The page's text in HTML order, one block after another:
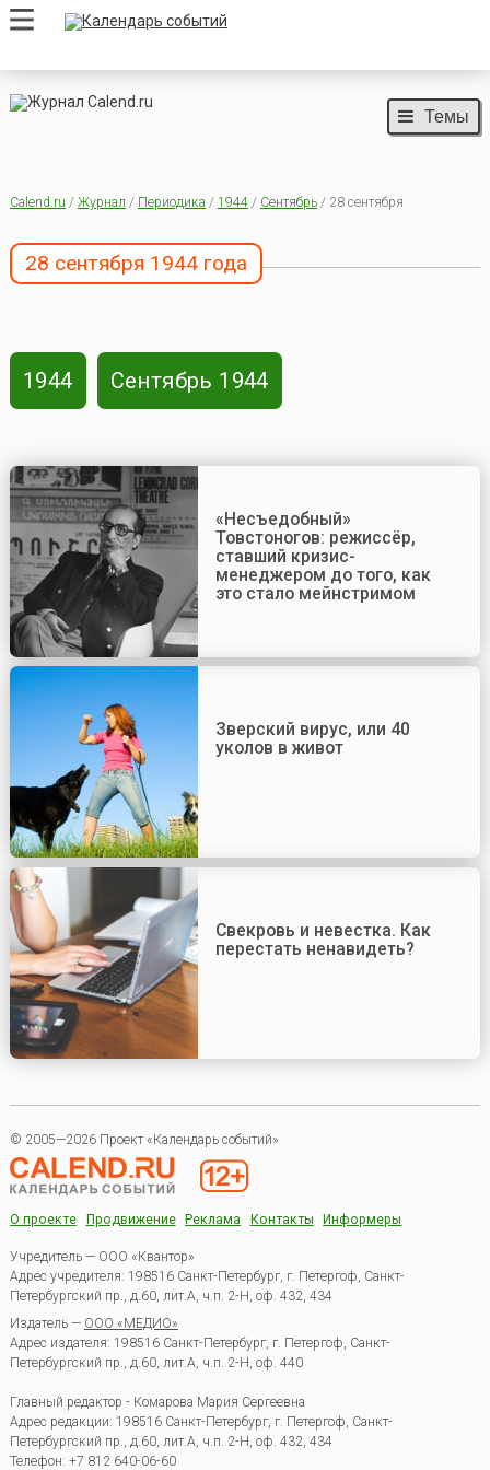
Темы
Calend.ru / Журнал / Периодика / 1944/ Сентябрь/ 28 сентября
28 сентября 1944 года
1944 Сентябрь 1944
«Несъедобный»
Товстоногов: режиссёр,
ставший кризис-
менеджером до того, как
это стало мейнстримом
Зверский вирус, или 40
уколов в живот
Свекровь и невестка. Как
перестать ненавидеть?
© 2005—2026 Проект «Календарь событий»
О проекте Продвижение Реклама Контакты Информеры
Учредитель — ООО «Квантор»
Адрес учредителя: 198516 Санкт-Петербург, г. Петергоф, Санкт-
Петербургский пр., д.60, лит.А, ч.п. 2-Н, оф. 432, 434
Издатель — ООО «МЕДИО»
Адрес издателя: 198516 Санкт-Петербург, г. Петергоф, Санкт-
Петербургский пр., д.60, лит.А, ч.п. 2-Н, оф. 440
Главный редактор - Комарова Мария Сергеевна
Адрес редакции: 198516 Санкт-Петербург, г. Петергоф, Санкт-
Петербургский пр., д.60, лит.А, ч.п. 2-Н, оф. 432, 434
Телефон: +7 812 640-06-60